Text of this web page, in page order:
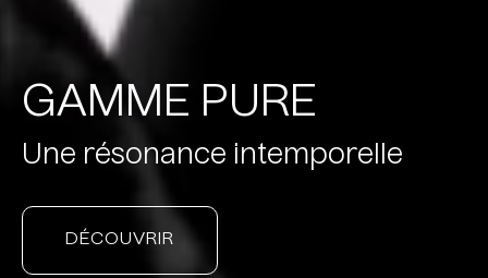
GAMME PURE
Une résonance intemporelle
DÉCOUVRIR